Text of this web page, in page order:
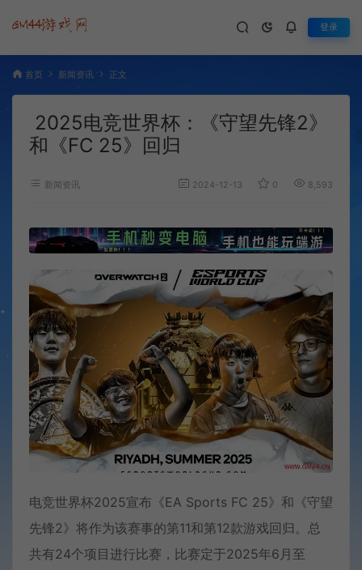
登录
首页 新闻资讯 正文
2025电竞世界杯：《守望先锋2》
和《FC 25》回归
新闻资讯 2024-12-13 0 8,593
电竞世界杯2025宣布《EA Sports FC 25》和《守望
先锋2》将作为该赛事的第11和第12款游戏回归。总
共有24个项目进行比赛，比赛定于2025年6月至